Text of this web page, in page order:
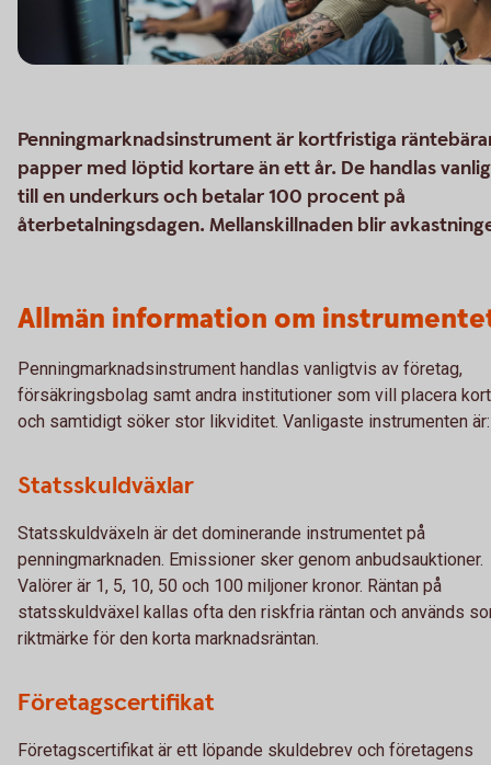
Penningmarknadsinstrument är kortfristiga
papper med löptid kortare än ett år. De handlas
till en underkurs och betalar 100 procent på
återbetalningsdagen. Mellanskillnaden blir
Allmän information om
Penningmarknadsinstrument handlas vanligtvis av företag,
försäkringsbolag samt andra institutioner som vill placera
och samtidigt söker stor likviditet. Vanligaste instrumenten är:
Statsskuldväxlar
Statsskuldväxeln är det dominerande instrumentet på
penningmarknaden. Emissioner sker genom anbudsauktioner.
Valörer är 1, 5, 10, 50 och 100 miljoner kronor. Räntan på
statsskuldväxel kallas ofta den riskfria räntan och används
riktmärke för den korta marknadsräntan.
Företagscertifikat
Företagscertifikat är ett löpande skuldebrev och företagens